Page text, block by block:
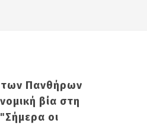
Πανθήρων
βία στη
οι